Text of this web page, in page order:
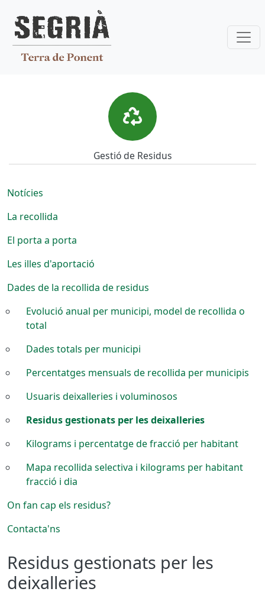
Residus gestionats per les
deixalleries
Gestió de Residus
Notícies
La recollida
El porta a porta
Les illes d'aportació
Dades de la recollida de residus
Evolució anual per municipi, model de recollida o
total
Dades totals per municipi
Percentatges mensuals de recollida per municipis
Usuaris deixalleries i voluminosos
Residus gestionats per les deixalleries
Kilograms i percentatge de fracció per habitant
Mapa recollida selectiva i kilograms per habitant
fracció i dia
On fan cap els residus?
Contacta'ns